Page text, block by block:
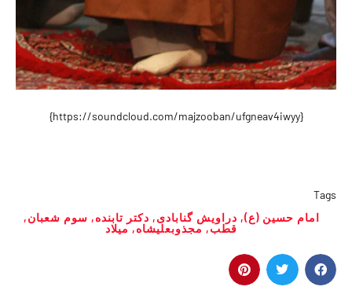
{https://soundcloud.com/majzooban/ufgneav4iwyy}
Tags
امام حسین (ع), دراویش گنابادی, دکتر تابنده, سوم شعبان,
قطب, مجذوبعلیشاه,میلاد